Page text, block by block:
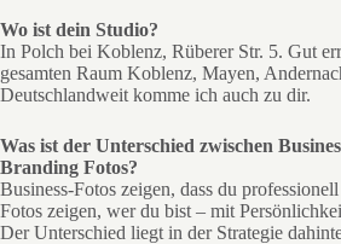
Wo ist dein Studio?
In Polch bei Koblenz, Rüberer Str. 5. Gut
gesamten Raum Koblenz, Mayen,
Deutschlandweit komme ich auch zu dir.
Was ist der Unterschied zwischen
Branding Fotos?
Business-Fotos zeigen, dass du
Fotos zeigen, wer du bist – mit
Der Unterschied liegt in der Strategie